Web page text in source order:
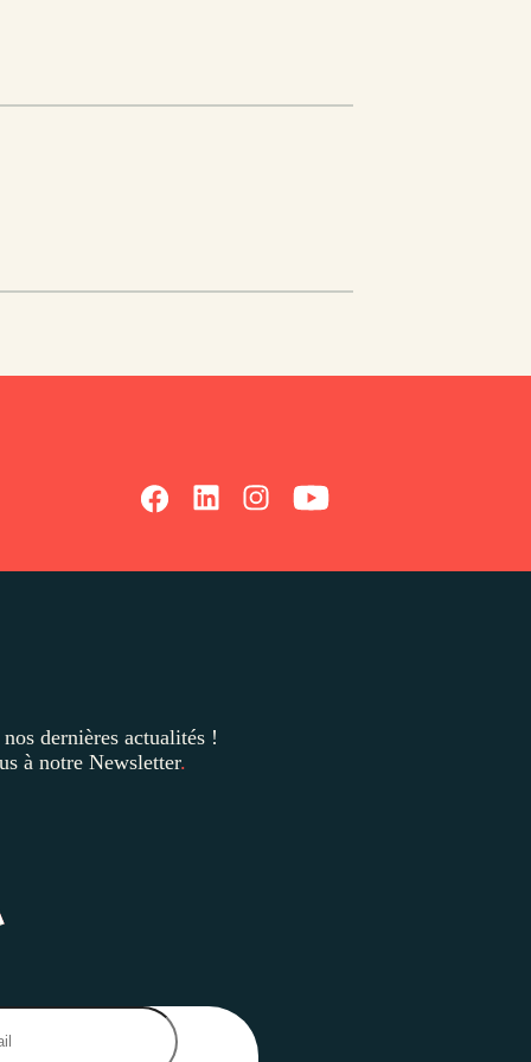
nos dernièresactualités !
à notre Newsletter.